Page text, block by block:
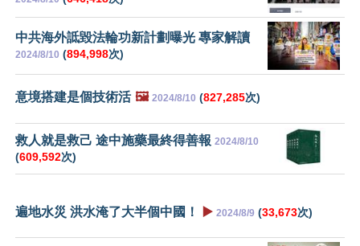
中共海外詆毀法輪功新計劃曝光 專家解讀
2024/8/10 (894,998次)
意境搭建是個技術活 🖼️ 2024/8/10 (827,285次)
救人就是救己 途中施藥最終得善報 2024/8/10
(609,592次)
遍地水災 洪水淹了大半個中國！ ▶️ 2024/8/9 (33,673次)